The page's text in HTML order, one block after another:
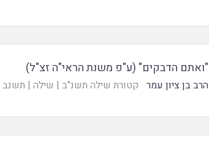
"ואתם הדבקים" (ע"פ משנת הראי"ה זצ"ל)
הרב בן ציון עמר קטורת שילה תשנ"ב | שילה | תשנב